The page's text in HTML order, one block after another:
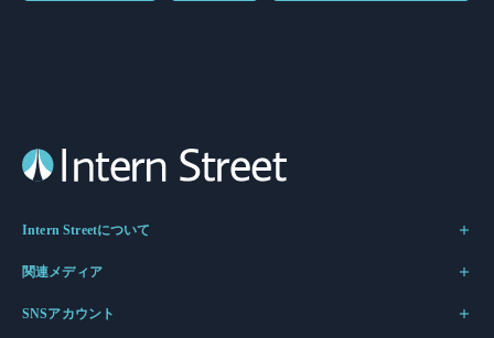
Intern Streetについて
関連メディア
SNSアカウント